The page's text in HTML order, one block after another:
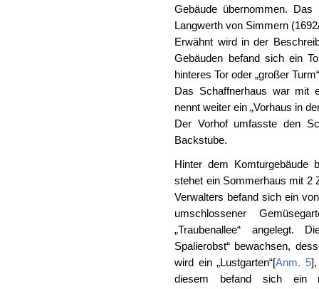
Gebäude übernommen.
Langwerth von Simmern
Erwähnt wird in der
Gebäuden befand sich ein
hinteres Tor oder „großer
Das Schaffnerhaus war mit
nennt weiter ein „Vorhaus in
Der Vorhof umfasste den
Backstube.
Hinter dem Komturgebäude
stehet ein Sommerhaus mit 2
Verwalters befand sich ein
umschlossener
„Traubenallee“ angelegt.
Spalierobst“ bewachsen,
wird ein „Lustgarten“[Anm. 5]
diesem befand sich ein